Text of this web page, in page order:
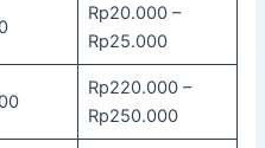
Rp20.000 –
Rp25.000
Rp220.000 –
Rp250.000